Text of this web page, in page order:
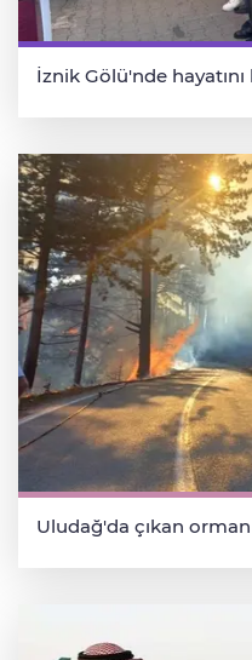
İznik Gölü'nde
Uludağ'da çıkan